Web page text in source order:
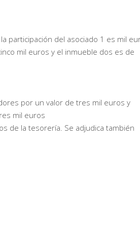
participación del asociado 1 es mil
mil euros y el inmueble dos es de
por un valor de tres mil euros y
mil euros
de la tesorería. Se adjudica también